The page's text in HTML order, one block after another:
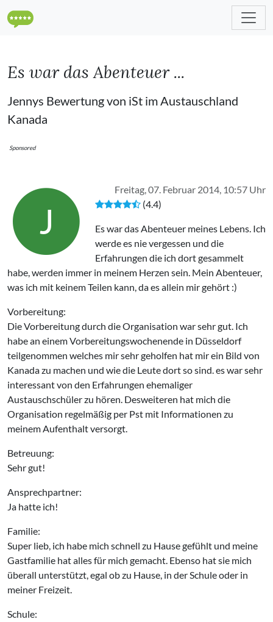
Es war das Abenteuer ...
Jennys Bewertung von iSt im Austauschland
Kanada
Sponsored
J
Freitag, 07. Februar 2014, 10:57 Uhr
(4.4)
Es war das Abenteuer meines Lebens. Ich
werde es nie vergessen und die
Erfahrungen die ich dort gesammelt
habe, werden immer in meinem Herzen sein. Mein Abenteuer,
was ich mit keinem Teilen kann, da es allein mir gehört :)
Vorbereitung:
Die Vorbereitung durch die Organisation war sehr gut. Ich
habe an einem Vorbereitungswochenende in Düsseldorf
teilgenommen welches mir sehr geholfen hat mir ein Bild von
Kanada zu machen und wie die Leute dort so sind. es war sehr
interessant von den Erfahrungen ehemaliger
Austauschschüler zu hören. Desweiteren hat mich die
Organisation regelmäßig per Pst mit Informationen zu
meinem Aufenthalt versorgt.
Betreuung:
Sehr gut!
Ansprechpartner:
Ja hatte ich!
Familie:
Super lieb, ich habe mich schnell zu Hause gefühlt und meine
Gastfamilie hat alles für mich gemacht. Ebenso hat sie mich
überall unterstützt, egal ob zu Hause, in der Schule oder in
meiner Freizeit.
Schule: